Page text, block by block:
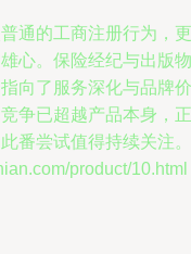
通的工商注册行为，更
心。保险经纪与出版物
向了服务深化与品牌价
争已超越产品本身，正
番尝试值得持续关注。
product/10.html